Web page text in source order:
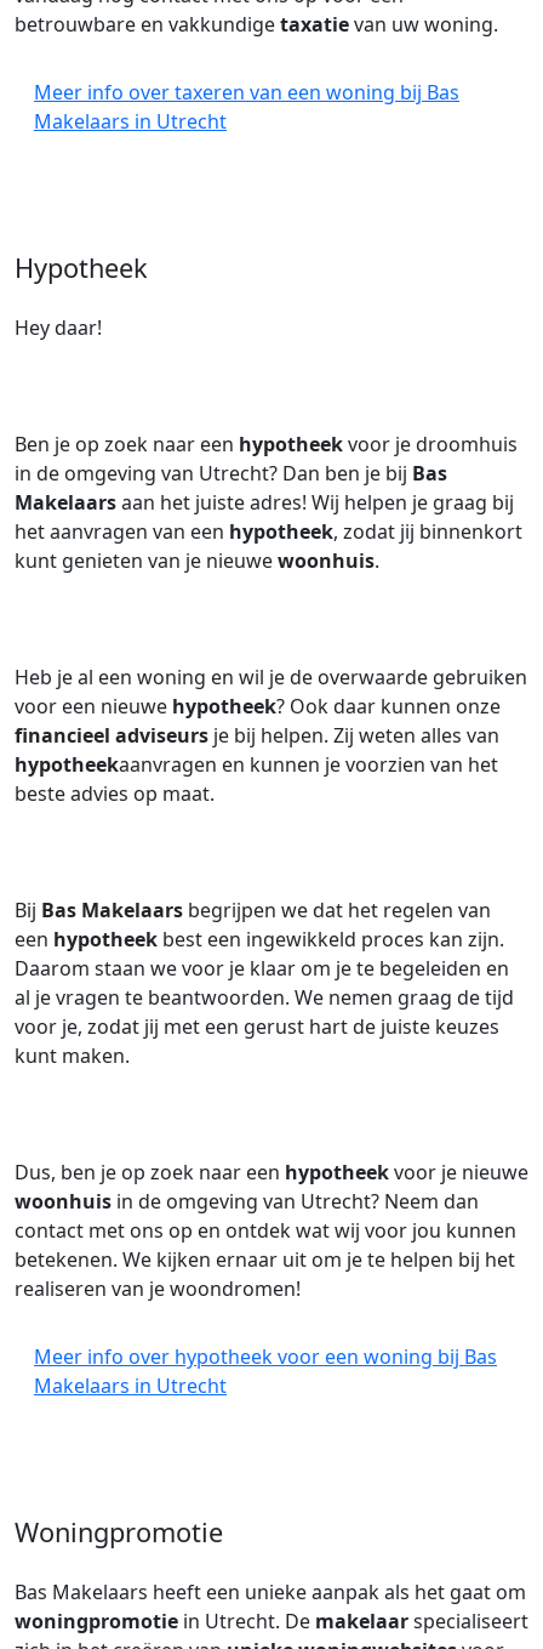
betrouwbare en vakkundigetaxatievan uw woning.
Meer info over taxeren van een woning bij Bas
Makelaars in Utrecht
Hypotheek
Hey daar!
Ben je op zoek naar een hypotheekvoor je droomhuis
in de omgeving van Utrecht? Dan ben je bij Bas
Makelaarsaan het juiste adres! Wij helpen je graag bij
het aanvragen van een hypotheek, zodat jij binnenkort
kunt genieten van je nieuwewoonhuis.
Heb je al een woning en wil je de overwaarde gebruiken
voor een nieuwe hypotheek? Ook daar kunnen onze
financieel adviseurs je bij helpen. Zij weten alles van
hypotheekaanvragen en kunnen je voorzien van het
beste advies op maat.
Bij Bas Makelaars begrijpen we dat het regelen van
een hypotheek best een ingewikkeld proces kan zijn.
Daarom staan we voor je klaar om je te begeleiden en
al je vragen te beantwoorden. We nemen graag de tijd
voor je, zodat jij met een gerust hart de juiste keuzes
kunt maken.
Dus, ben je op zoek naar een hypotheekvoor je nieuwe
woonhuis in de omgeving van Utrecht? Neem dan
contact met ons op en ontdek wat wij voor jou kunnen
betekenen. We kijken ernaar uit om je te helpen bij het
realiseren van je woondromen!
Meer info over hypotheek voor een woning bij Bas
Makelaars in Utrecht
Woningpromotie
Bas Makelaars heeft een unieke aanpak als het gaat om
woningpromotie in Utrecht. De makelaarspecialiseert